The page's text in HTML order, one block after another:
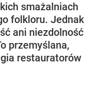
smażalniach
folkloru. Jednak
ani niezdolność
przemyślana,
restauratorów